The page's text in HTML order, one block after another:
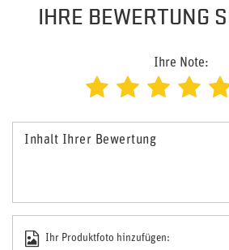
IHRE BEWERTUNG
Ihre Note:
Inhalt Ihrer Bewertung
Ihr Produktfoto hinzufügen: